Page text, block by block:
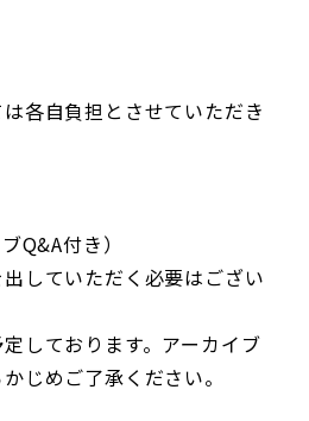
各自負担とさせていただき
Q&A付き）
していただく必要はござい
しております。アーカイブ
じめご了承ください。